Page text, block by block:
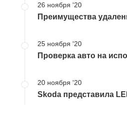
26 ноября '20
Преимущества
25 ноября '20
Проверка авто на
20 ноября '20
Skoda представила